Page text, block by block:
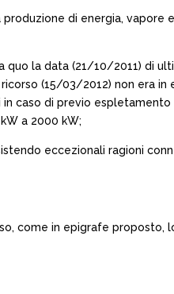
di energia, vapore
quo la data (21/10/2011) di
(15/03/2012) non era
caso di previo
a 2000 kW;
eccezionali ragioni
come in epigrafe proposto,